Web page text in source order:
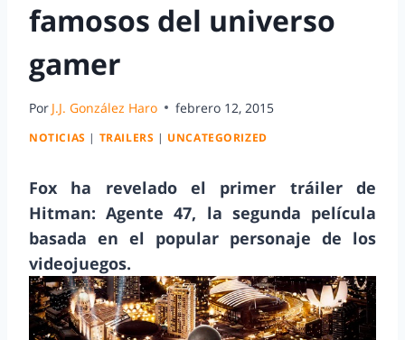
famosos del universo
gamer
Por J.J. González Haro febrero 12, 2015
NOTICIAS | TRAILERS | UNCATEGORIZED
Fox ha revelado el primer tráiler de
Hitman: Agente 47, la segunda película
basada en el popular personaje de los
videojuegos.